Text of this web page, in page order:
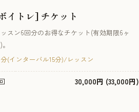
イトレ] チケット
スン6回分のお得なチケット(有効期限6ヶ
(インターバル15分)/レッスン
30,000円 (33,000円)